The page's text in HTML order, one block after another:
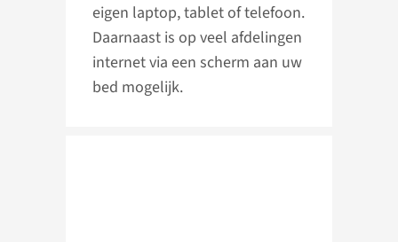
eigen laptop, tablet of telefoon.
Daarnaast is op veel afdelingen
internet via een scherm aan uw
bed mogelijk.